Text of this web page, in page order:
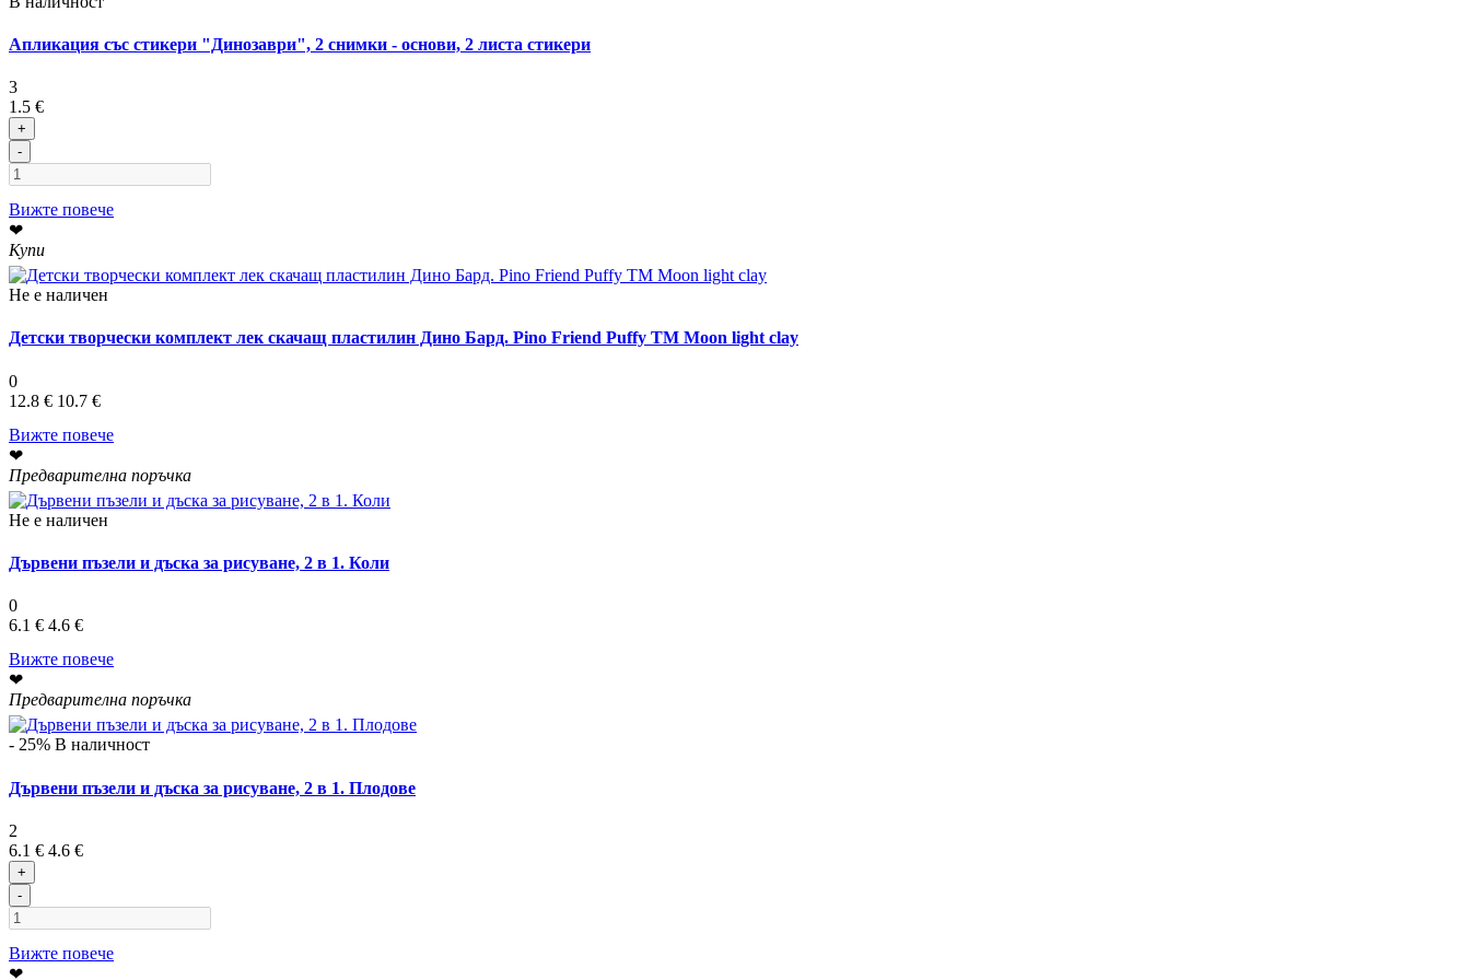
Апликация със стикери "Динозаври", 2 снимки - основи, 2 листа стикери
3
1.5 €
+
-
Вижте повече
❤
Купи
Не е наличен
Детски творчески комплект лек скачащ пластилин Дино Бард. Pino Friend Puffy TM Moon light clay
0
12.8 € 10.7 €
Вижте повече
❤
Предварителна поръчка
Не е наличен
Дървени пъзели и дъска за рисуване, 2 в 1. Коли
0
6.1 € 4.6 €
Вижте повече
❤
Предварителна поръчка
- 25% В наличност
Дървени пъзели и дъска за рисуване, 2 в 1. Плодове
2
6.1 € 4.6 €
+
-
Вижте повече
❤